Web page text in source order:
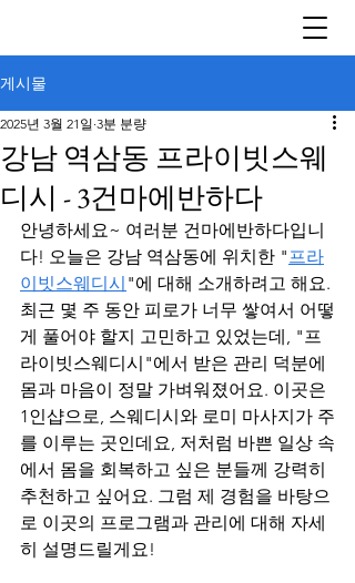
게시물
강남 역삼동 프라이빗스웨
디시 - 3건마에반하다
2025년 3월 21일 3분 분량
안녕하세요~ 여러분 건마에반하다입니
다! 오늘은 강남 역삼동에 위치한 "프라
이빗스웨디시 "에 대해 소개하려고 해요.
최근 몇 주 동안 피로가 너무 쌓여서 어떻
게 풀어야 할지 고민하고 있었는데, "프
라이빗스웨디시"에서 받은 관리 덕분에
몸과 마음이 정말 가벼워졌어요. 이곳은
1인샵으로, 스웨디시와 로미 마사지가 주
를 이루는 곳인데요, 저처럼 바쁜 일상 속
에서 몸을 회복하고 싶은 분들께 강력히
추천하고 싶어요. 그럼 제 경험을 바탕으
로 이곳의 프로그램과 관리에 대해 자세
히 설명드릴게요!